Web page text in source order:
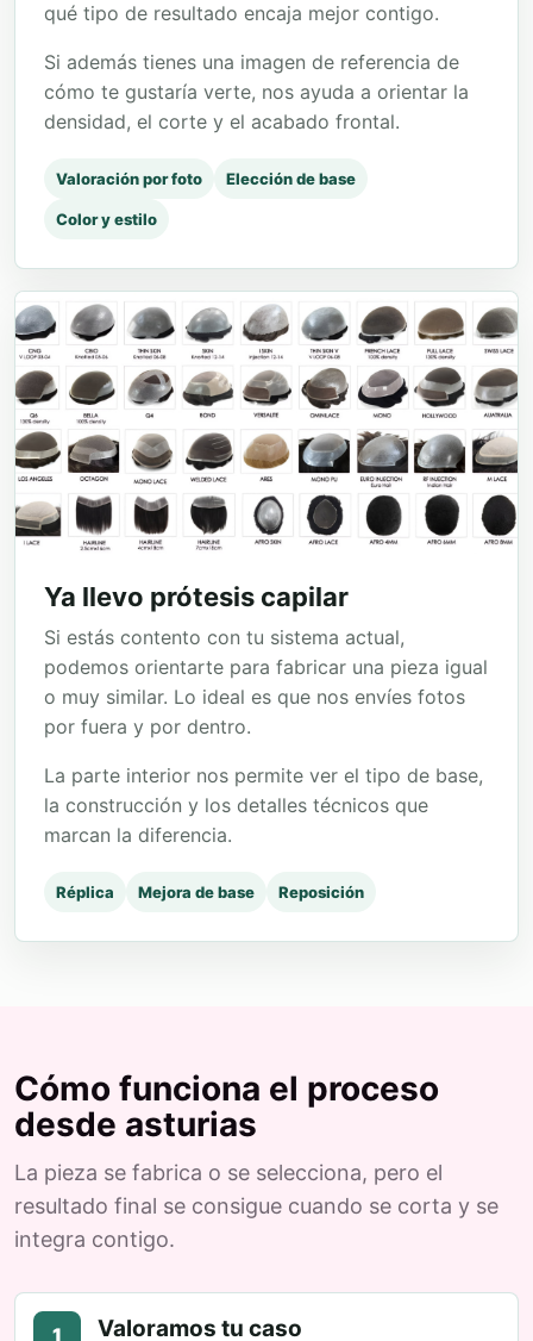
qué tipo de resultado encaja mejor contigo.
Si además tienes una imagen de referencia de
cómo te gustaría verte, nos ayuda a orientar la
densidad, el corte y el acabado frontal.
Valoración por foto Elección de base
Color y estilo
Ya llevo prótesis capilar
Si estás contento con tu sistema actual,
podemos orientarte para fabricar una pieza igual
o muy similar. Lo ideal es que nos envíes fotos
por fuera y por dentro.
La parte interior nos permite ver el tipo de base,
la construcción y los detalles técnicos que
marcan la diferencia.
Réplica Mejora de base Reposición
Cómo funciona el proceso
desde asturias
La pieza se fabrica o se selecciona, pero el
resultado final se consigue cuando se corta y se
integra contigo.
1 Valoramos tu caso